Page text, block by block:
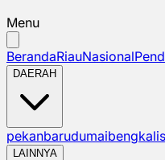
Menu
BerandaRiauNasional
DAERAH
pekanbarudumaibengkalis
LAINNYA